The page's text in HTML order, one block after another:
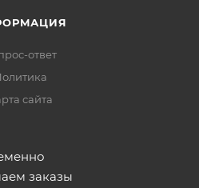
ответ
сайта
заказы